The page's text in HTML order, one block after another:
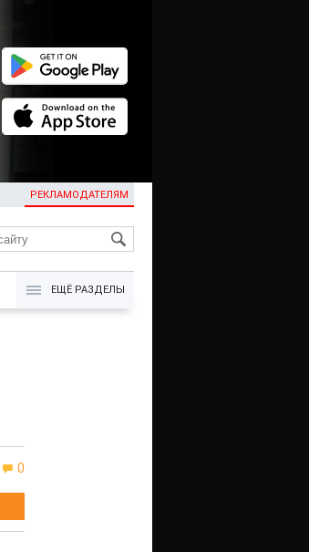
РЕКЛАМОДАТЕЛЯМ
KG
ЕЩЁ РАЗДЕЛЫ
0